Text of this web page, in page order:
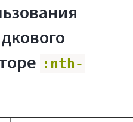
:nth-